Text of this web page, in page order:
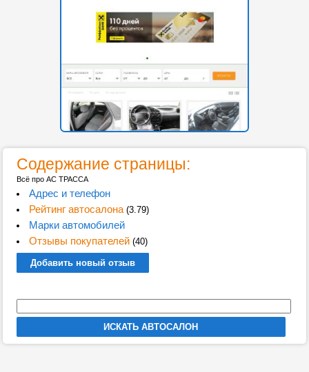
Содержание страницы:
Всё про АС ТРАССА
Адрес и телефон
Рейтинг автосалона(3.79)
Марки автомобилей
Отзывы покупателей(40)
Добавить новый отзыв